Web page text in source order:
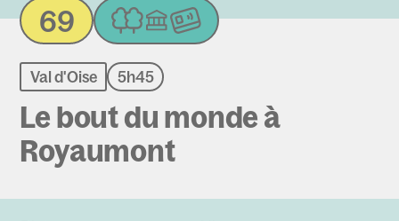
69
Val d'Oise 5h45
Le bout du monde à
Royaumont